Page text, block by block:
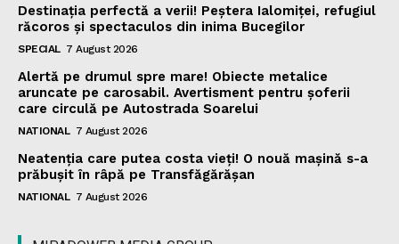
Destinația perfectă a verii! Peștera Ialomiței, refugiul
răcoros și spectaculos din inima Bucegilor
SPECIAL 7 August 2026
Alertă pe drumul spre mare! Obiecte metalice
aruncate pe carosabil. Avertisment pentru șoferii
care circulă pe Autostrada Soarelui
NATIONAL 7 August 2026
Neatenția care putea costa vieți! O nouă mașină s-a
prăbușit în râpă pe Transfăgărășan
NATIONAL 7 August 2026